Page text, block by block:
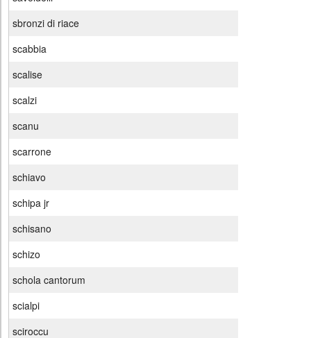
sbronzi di riace
scabbia
scalise
scalzi
scanu
scarrone
schiavo
schipa jr
schisano
schizo
schola cantorum
scialpi
sciroccu